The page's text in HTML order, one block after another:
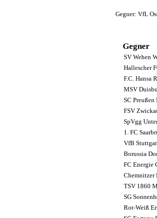
Gegner: VfL
Gegner
SV Wehen
Hallescher
F.C. Hansa
MSV
SC Preußen
FSV
SpVgg
1. FC
VfB
Borussia
FC Energie
Chemnitzer
TSV 1860
SG
Rot-Weiß